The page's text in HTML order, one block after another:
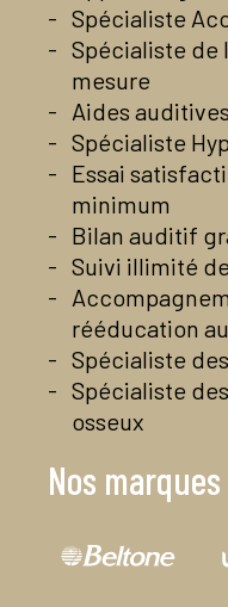
En savoir
En savoir
Contactez-nous
Voir la page
En savoir plus
Spécialiste
Spécialiste de
mesure
Aides
Spécialiste
Essai
minimum
Bilan auditif
Suivi illimité
rééducation
Spécialiste
Spécialiste
osseux
Nos